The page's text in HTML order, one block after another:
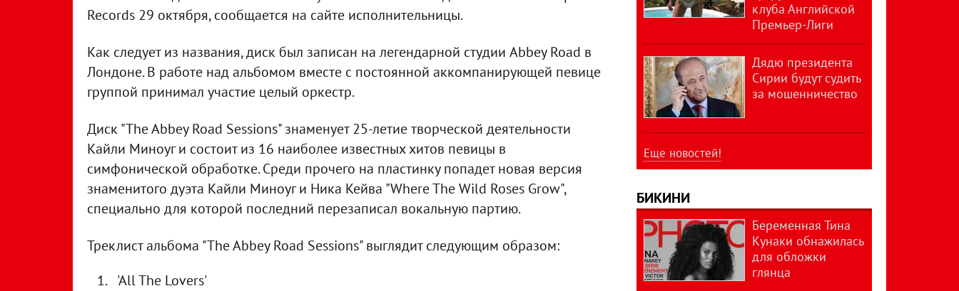
Records 29 октября, сообщается на сайте исполнительницы.
Как следует из названия, диск был записан на легендарной студии Abbey Road в
Лондоне. В работе над альбомом вместе с постоянной аккомпанирующей певице
группой принимал участие целый оркестр.
Диск "The Abbey Road Sessions" знаменует 25-летие творческой деятельности
Кайли Миноуг и состоит из 16 наиболее известных хитов певицы в
симфонической обработке. Среди прочего на пластинку попадет новая версия
знаменитого дуэта Кайли Миноуг и Ника Кейва "Where The Wild Roses Grow",
специально для которой последний перезаписал вокальную партию.
Треклист альбома "The Abbey Road Sessions" выглядит следующим образом:
'All The Lovers'
клуба Английской
Премьер-Лиги
Дядю президента
Сирии будут судить
за мошенничество
Еще новостей!
БИКИНИ
Беременная Тина
Кунаки обнажилась
для обложки
глянца